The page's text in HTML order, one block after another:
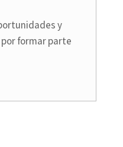
y
formar parte